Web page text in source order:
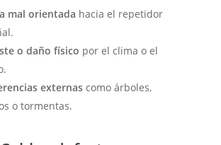
mal orientada hacia el repetidor
o daño físico por el clima o el
externas como árboles,
o tormentas.